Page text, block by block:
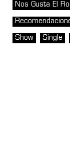
Nos Gusta El
Show Single